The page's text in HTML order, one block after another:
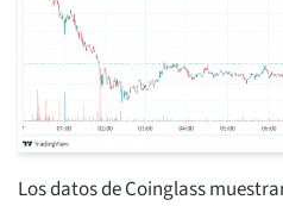
Los datos de Coinglass